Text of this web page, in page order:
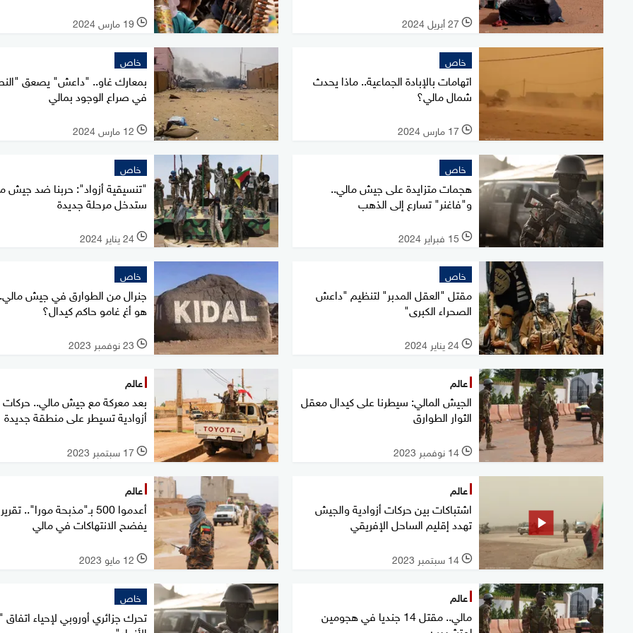
l 27 أبريل 2024 l 19 مارس 2024
خاص
اتهامات بالإبادة الجماعية.. ماذا يحدث
شمال مالي؟
l 17 مارس 2024
خاص
بمعارك غاو.. "داعش" يصعق
في صراع الوجود بمالي
l 12 مارس 2024
خاص
هجمات متزايدة على جيش مالي..
و"فاغنر" تسارع إلى الذهب
l 15 فبراير 2024
خاص
"تنسيقية أزواد": حربنا ضد جيش
ستدخل مرحلة جديدة
l 24 يناير 2024
خاص
مقتل "العقل المدبر" لتنظيم "داعش
الصحراء الكبرى"
l 24 يناير 2024
خاص
جنرال من الطوارق في جيش
هو أغ غامو حاكم كيدال؟
l 23 نوفمبر 2023
عالم
الجيش المالي: سيطرنا على كيدال معقل
الثوار الطوارق
l 14 نوفمبر 2023
عالم
بعد معركة مع جيش مالي.. حركات
أزوادية تسيطر على منطقة جديدة
l 17 سبتمبر 2023
عالم
اشتباكات بين حركات أزوادية والجيش
تهدد إقليم الساحل الإفريقي
l 14 سبتمبر 2023
عالم
أعدموا 500 بـ"مذبحة مورا".. تقرير
يفضح الانتهاكات في مالي
l 12 مايو 2023
عالم
مالي.. مقتل 14 جنديا في هجومين
خاص
تحرك جزائري أوروبي لإحياء